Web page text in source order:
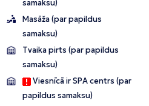
samaksu)
Masāža (par papildus
samaksu)
Tvaika pirts (par papildus
samaksu)
Viesnīcā ir SPA centrs (par
papildus samaksu)